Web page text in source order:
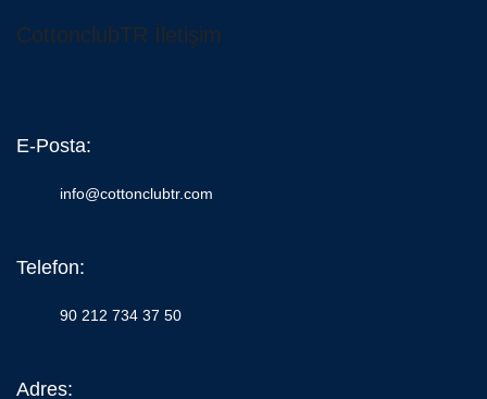
CottonclubTR İletişim
E-Posta:
info@cottonclubtr.com
Telefon:
90 212 734 37 50
Adres: